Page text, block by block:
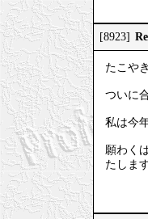
[8923]
たこや
ついに
私は今
願わく
たします